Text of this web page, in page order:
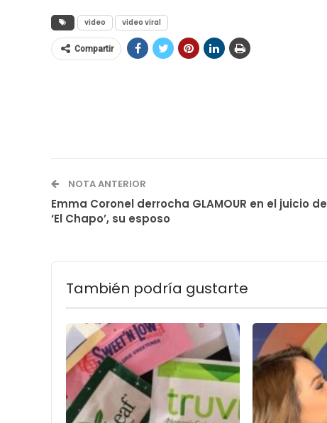
video video viral
Compartir
NOTA ANTERIOR
Emma Coronel derrocha GLAMOUR en el juicio de
‘El Chapo’, su esposo
También podría gustarte